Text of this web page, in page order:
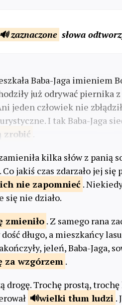
🔊 zaznaczone słowa
Baba-Jaga imieniem
już odrywać piernika
jeden człowiek nie
I tak Baba-Jaga
zrobić .
kilka słów z panią
jakiś czas zdarzało jej się
nie zapomnieć .
się nie działo.
zmieniło . Z samego rana
dość długo, a mieszkańcy
jeleń, Baba-Jaga,
zawzgórzem .
Trochę prostą, trochę
wielki tłum ludzi .